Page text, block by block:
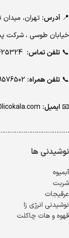
📍 آدرس: تهران، میدان
خیابان طوسی ، شرکت
📞 تلفن تماس:
📞 تلفن همراه:
📧ایمیل:
نوشیدنی ها
آبمیوه
شربت
عرقیجات
نوشیدنی انرژی زا
قهوه و هات چاکلت